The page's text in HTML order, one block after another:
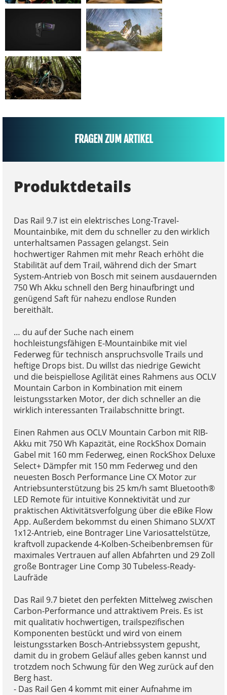
FRAGEN ZUM ARTIKEL
Produktdetails
Das Rail 9.7 ist ein elektrisches Long-Travel-
Mountainbike, mit dem du schneller zu den wirklich
unterhaltsamen Passagen gelangst. Sein
hochwertiger Rahmen mit mehr Reach erhöht die
Stabilität auf dem Trail, während dich der Smart
System-Antrieb von Bosch mit seinem ausdauernden
750 Wh Akku schnell den Berg hinaufbringt und
genügend Saft für nahezu endlose Runden
bereithält.
… du auf der Suche nach einem
hochleistungsfähigen E-Mountainbike mit viel
Federweg für technisch anspruchsvolle Trails und
heftige Drops bist. Du willst das niedrige Gewicht
und die beispiellose Agilität eines Rahmens aus OCLV
Mountain Carbon in Kombination mit einem
leistungsstarken Motor, der dich schneller an die
wirklich interessanten Trailabschnitte bringt.
Einen Rahmen aus OCLV Mountain Carbon mit RIB-
Akku mit 750 Wh Kapazität, eine RockShox Domain
Gabel mit 160 mm Federweg, einen RockShox Deluxe
Select+ Dämpfer mit 150 mm Federweg und den
neuesten Bosch Performance Line CX Motor zur
Antriebsunterstützung bis 25 km/h samt Bluetooth®
LED Remote für intuitive Konnektivität und zur
praktischen Aktivitätsverfolgung über die eBike Flow
App. Außerdem bekommst du einen Shimano SLX/XT
1x12-Antrieb, eine Bontrager Line Variosattelstütze,
kraftvoll zupackende 4-Kolben-Scheibenbremsen für
maximales Vertrauen auf allen Abfahrten und 29 Zoll
große Bontrager Line Comp 30 Tubeless-Ready-
Laufräde
Das Rail 9.7 bietet den perfekten Mittelweg zwischen
Carbon-Performance und attraktivem Preis. Es ist
mit qualitativ hochwertigen, trailspezifischen
Komponenten bestückt und wird von einem
leistungsstarken Bosch-Antriebssystem gepusht,
damit du in grobem Geläuf alles geben kannst und
trotzdem noch Schwung für den Weg zurück auf den
Berg hast.
- Das Rail Gen 4 kommt mit einer Aufnahme im